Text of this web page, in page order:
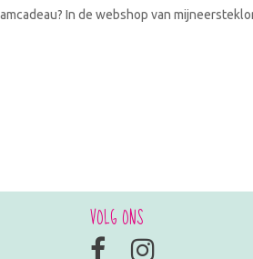
In de webshop van
VOLG ONS